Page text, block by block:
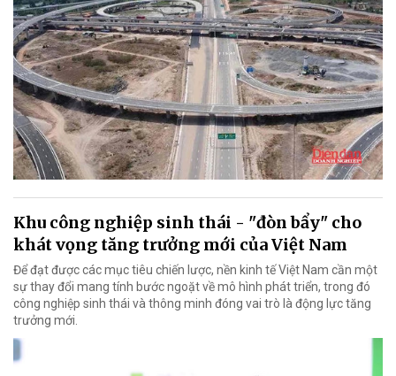
Khu công nghiệp sinh thái - "đòn bẩy" cho
khát vọng tăng trưởng mới của Việt Nam
Để đạt được các mục tiêu chiến lược, nền kinh tế Việt Nam cần một
sự thay đổi mang tính bước ngoặt về mô hình phát triển, trong đó
công nghiệp sinh thái và thông minh đóng vai trò là động lực tăng
trưởng mới.